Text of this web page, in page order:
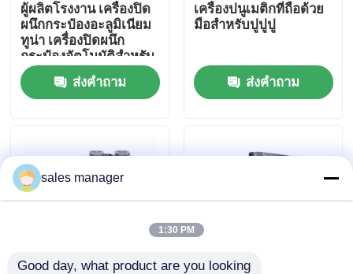
การควบคุมคุณภาพ
ขอทุน
เครื่องติดป้ายบรรจุ
เครื่องปิดขวดอัตโนมัติ
ผู้ผลิตโรงงาน เครื่องปิด
ผนึกกระป๋องอะลูมิเนียม
ทูน่า เครื่องปิดผนึก
กระป๋องอัตโนมัติสำหรับ
เครื่องดื่ม โซดา ชานม
ไข่มุก เบียร์ เครื่องปิด
ผนึกกระป๋องสัตว์เลี้ยง
ส่งคำถาม
เครื่องปนูเมติกที่ถือด้วย
มือสําหรับปูปูปู
ส่งคำถาม
sales manager
1:30 PM
Good day, what product are you looking